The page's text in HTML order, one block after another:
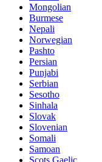
Mongolian
Burmese
Nepali
Norwegian
Pashto
Persian
Punjabi
Serbian
Sesotho
Sinhala
Slovak
Slovenian
Somali
Samoan
Scots Gaelic